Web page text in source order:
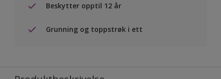
Beskytter opptil 12 år
Grunning og toppstrøk i ett